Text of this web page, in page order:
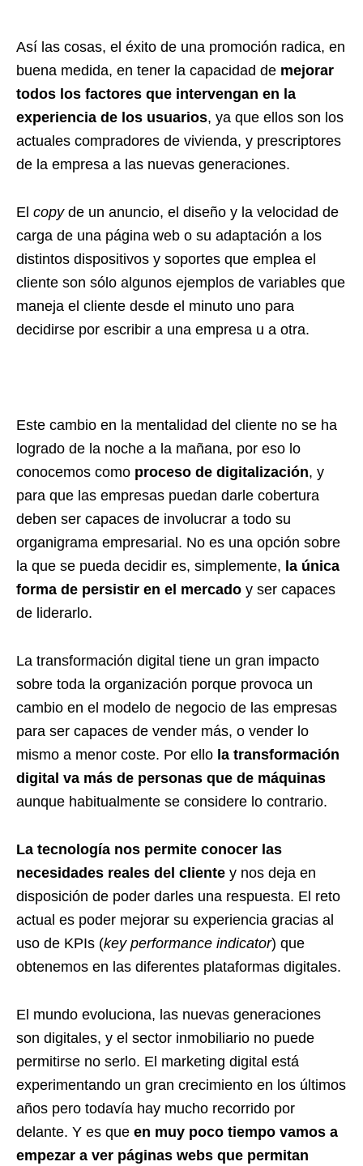
Así las cosas, el éxito de una promoción radica, en
buena medida, en tener la capacidad de mejorar
todos los factores que intervengan en la
experiencia de los usuarios, ya que ellos son los
actuales compradores de vivienda, y prescriptores
de la empresa a las nuevas generaciones.
El copyde un anuncio, el diseño y la velocidad de
carga de una página web o su adaptación a los
distintos dispositivos y soportes que emplea el
cliente son sólo algunos ejemplos de variables que
maneja el cliente desde el minuto uno para
decidirse por escribir a una empresa u a otra.
Este cambio en la mentalidad del cliente no se ha
logrado de la noche a la mañana, por eso lo
conocemos como proceso de digitalización, y
para que las empresas puedan darle cobertura
deben ser capaces de involucrar a todo su
organigrama empresarial. No es una opción sobre
la que se pueda decidir es, simplemente, la única
forma de persistir en el mercado y ser capaces
de liderarlo.
La transformación digital tiene un gran impacto
sobre toda la organización porque provoca un
cambio en el modelo de negocio de las empresas
para ser capaces de vender más, o vender lo
mismo a menor coste. Por ello la transformación
digital va más de personas que de máquinas
aunque habitualmente se considere lo contrario.
La tecnología nos permite conocer las
necesidades reales del cliente y nos deja en
disposición de poder darles una respuesta. El reto
actual es poder mejorar su experiencia gracias al
uso de KPIs (key performance indicator) que
obtenemos en las diferentes plataformas digitales.
El mundo evoluciona, las nuevas generaciones
son digitales, y el sector inmobiliario no puede
permitirse no serlo. El marketing digital está
experimentando un gran crecimiento en los últimos
años pero todavía hay mucho recorrido por
delante. Y es que en muy poco tiempo vamos a
empezar a ver páginas webs que permitan